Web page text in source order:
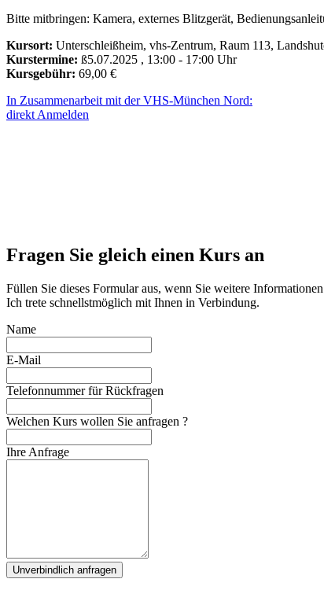
Bitte mitbringen: Kamera, externes Blitzgerät,
Kursort: Unterschleißheim, vhs-Zentrum, Raum 113,
Kurstermine: ß5.07.2025 , 13:00 - 17:00 Uhr
Kursgebühr: 69,00 €
In Zusammenarbeit mit der VHS-München Nord:
direkt Anmelden
Fragen Sie gleich einen Kurs an
Füllen Sie dieses Formular aus, wenn Sie weitere
Ich trete schnellstmöglich mit Ihnen in Verbindung.
Name
E-Mail
Telefonnummer für Rückfragen
Welchen Kurs wollen Sie anfragen ?
Ihre Anfrage
Unverbindlich anfragen